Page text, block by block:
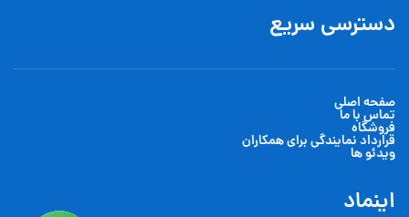
دسترسی سریع
صفحه اصلی
تماس با ما
فروشگاه
قرارداد نمایندگی برای همکاران
ویدئو ها
اینماد